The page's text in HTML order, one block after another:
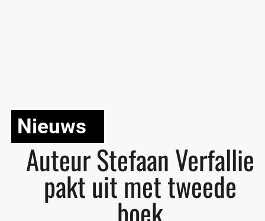
Nieuws
Auteur Stefaan Verfallie
pakt uit met tweede
boek